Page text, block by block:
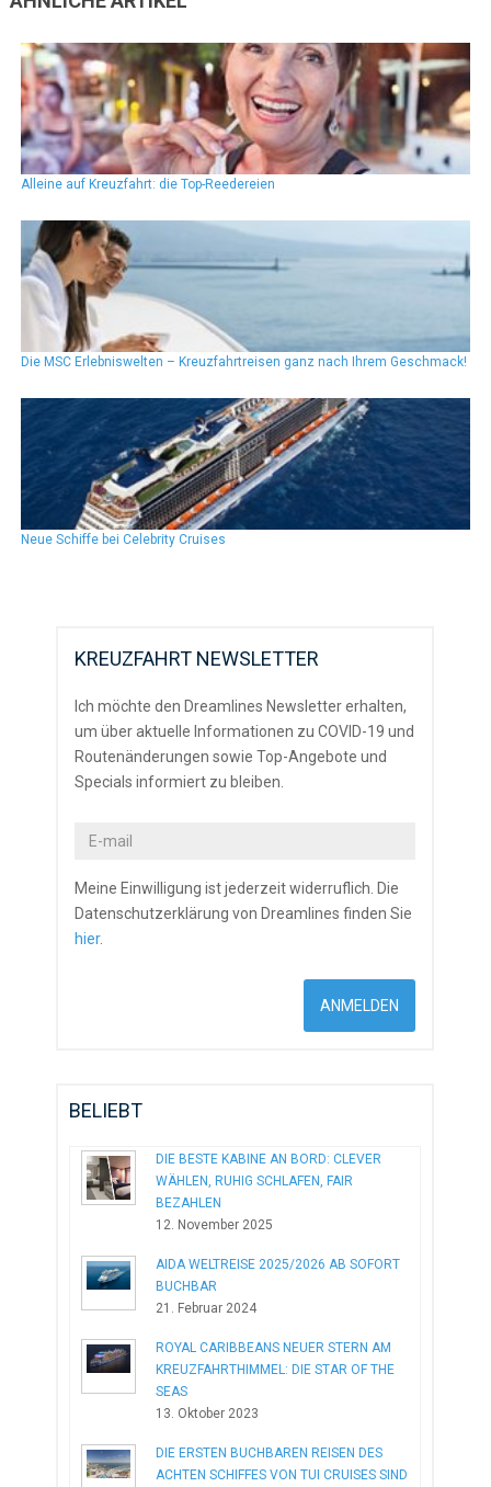
Alleine auf Kreuzfahrt: die Top-Reedereien
Die MSC Erlebniswelten – Kreuzfahrtreisen ganz nach Ihrem Geschmack!
Neue Schiffe bei Celebrity Cruises
KREUZFAHRT NEWSLETTER
Ich möchte den Dreamlines Newsletter erhalten,
um über aktuelle Informationen zu COVID-19 und
Routenänderungen sowie Top-Angebote und
Specials informiert zu bleiben.
Meine Einwilligung ist jederzeit widerruflich. Die
Datenschutzerklärung von Dreamlines finden Sie
hier.
BELIEBT
DIE BESTE KABINE AN BORD: CLEVER
WÄHLEN, RUHIG SCHLAFEN, FAIR
BEZAHLEN
12. November 2025
AIDA WELTREISE 2025/2026 AB SOFORT
BUCHBAR
21. Februar 2024
ROYAL CARIBBEANS NEUER STERN AM
KREUZFAHRTHIMMEL: DIE STAR OF THE
SEAS
13. Oktober 2023
DIE ERSTEN BUCHBAREN REISEN DES
ACHTEN SCHIFFES VON TUI CRUISES SIND